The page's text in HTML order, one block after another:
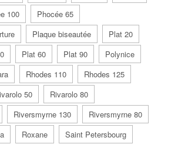
100
Phocée 65
Plaque biseautée
Plat 20
Plat 60 Plat 90
Polynice
Rhodes 110
Rhodes 125
50
Rivarolo 80
Riversmyrne 130
Riversmyrne 80
Roxane
Saint Petersbourg